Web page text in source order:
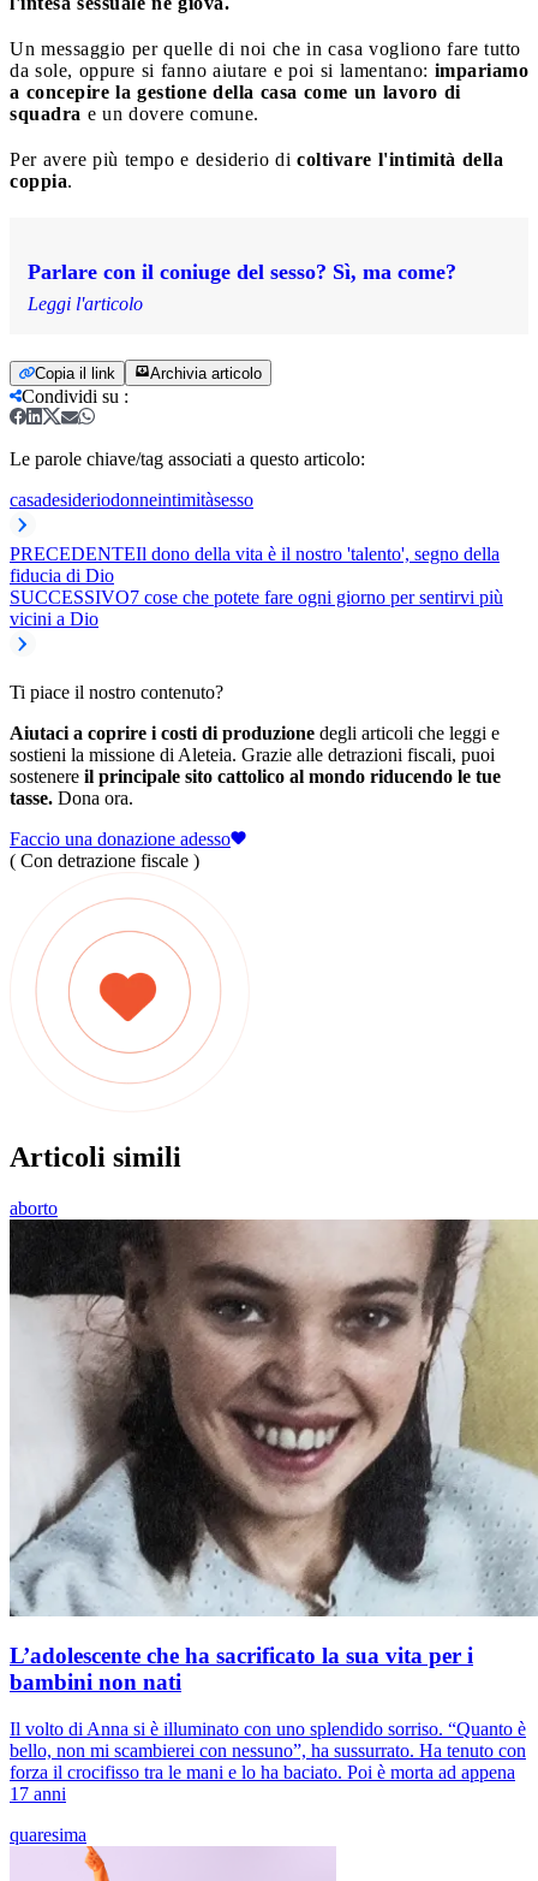
Un messaggio per quelle di noi che in casa vogliono fare tutto
da sole, oppure si fanno aiutare e poi si lamentano: impariamo
a concepire la gestione della casa come un lavoro di
squadra e un dovere comune.
Per avere più tempo e desiderio di coltivare l'intimità della
coppia.
Parlare con il coniuge del sesso? Sì, ma come?
Leggi l'articolo
Copia il link Archivia articolo
Condividi su :
Le parole chiave/tag associati a questo articolo:
casadesideriodonneintimitàsesso
PRECEDENTEIl dono della vita è il nostro 'talento', segno della
fiducia di Dio
SUCCESSIVO7 cose che potete fare ogni giorno per sentirvi più
vicini a Dio
Ti piace il nostro contenuto?
Aiutaci a coprire i costi di produzione degli articoli che leggi e
sostieni la missione di Aleteia. Grazie alle detrazioni fiscali, puoi
sostenere il principale sito cattolico al mondo riducendo le tue
tasse. Dona ora.
Faccio una donazione adesso
( Con detrazione fiscale )
Articoli simili
aborto
L’adolescente che ha sacrificato la sua vita per i
bambini non nati
Il volto di Anna si è illuminato con uno splendido sorriso. “Quanto è
bello, non mi scambierei con nessuno”, ha sussurrato. Ha tenuto con
forza il crocifisso tra le mani e lo ha baciato. Poi è morta ad appena
17 anni
quaresima